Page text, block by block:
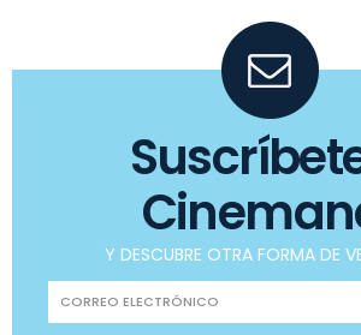
Y DESCUBRE OTRA FORMA DE